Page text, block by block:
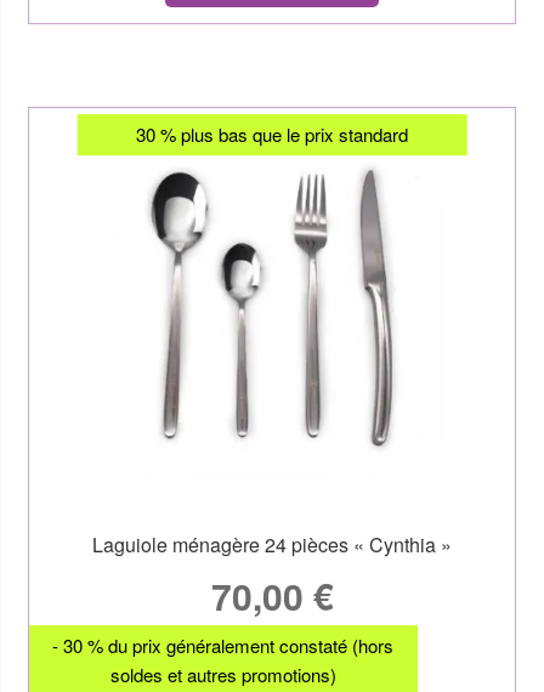
30 % plus bas que le prix standard
Laguiole ménagère 24 pièces « Cynthia »
70,00 €
- 30 % du prix généralement constaté (hors
soldes et autres promotions)